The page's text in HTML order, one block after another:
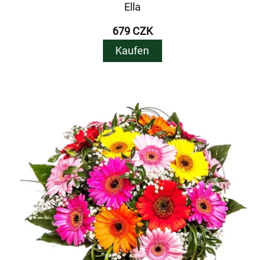
Ella
679 CZK
Kaufen